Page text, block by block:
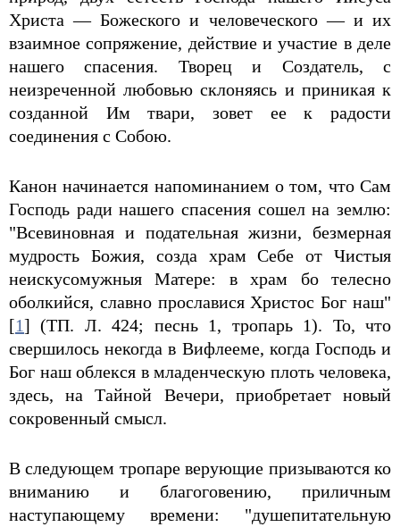
Христа — Божеского и человеческого — и их
взаимное сопряжение, действие и участие в деле
нашего спасения. Творец и Создатель, с
неизреченной любовью склоняясь и приникая к
созданной Им твари, зовет ее к радости
соединения с Собою.
Канон начинается напоминанием о том, что Сам
Господь ради нашего спасения сошел на землю:
"Всевиновная и подательная жизни, безмерная
мудрость Божия, созда храм Себе от Чистыя
неискусомужныя Матере: в храм бо телесно
оболкийся, славно прославися Христос Бог наш"
[1] (ТП. Л. 424; песнь 1, тропарь 1). То, что
свершилось некогда в Вифлееме, когда Господь и
Бог наш облекся в младенческую плоть человека,
здесь, на Тайной Вечери, приобретает новый
сокровенный смысл.
В следующем тропаре верующие призываются ко
вниманию и благоговению, приличным
наступающему времени: "душепитательную